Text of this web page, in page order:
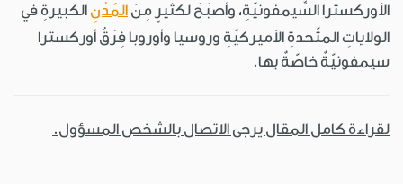
الأوركسترا السِّيمفونيّةِ، وأَصبَحَ لكثيرٍ مِنَ المُدُنِالكبيرةِ في
الولاياتِ المتّحدةِ الأميركيّةِ وروسيا وأوروبا فِرَقُ أوركسترا
سيمفونيّةٌ خاصّةٌ بها.
لقراءة كامل المقال يرجى الاتصال بالشخص المسؤول.